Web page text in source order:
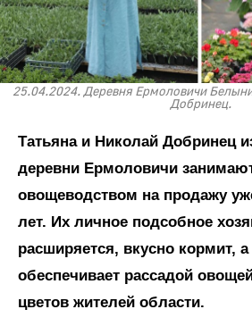
25.04.2024. Деревня Ермоловичи
Добринец.
Татьяна и Николай Добринец
деревни Ермоловичи
овощеводством на продажу
лет. Их личное подсобное
расширяется, вкусно кормит,
обеспечивает рассадой
цветов жителей области.